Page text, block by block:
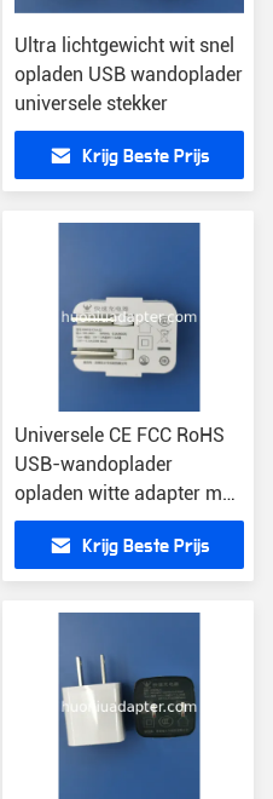
Ultra lichtgewicht wit snel
opladen USB wandoplader
universele stekker
Krijg Beste Prijs
Universele CE FCC RoHS
USB-wandoplader
opladen witte adapter met
kortsluitbescherming
Krijg Beste Prijs